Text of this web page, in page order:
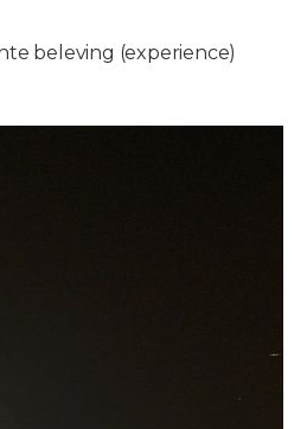
beleving (experience)